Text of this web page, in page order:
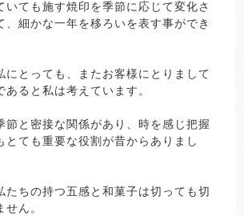
いても施す焼印を季節に応じて変化さ
、細かな一年を移ろいを表す事ができ
にとっても、またお客様にとりまして
あると私は考えています。
節と密接な関係があり、時を感じ把握
とても重要な役割が昔からありまし
たちの持つ五感と和菓子は切っても切
せん。